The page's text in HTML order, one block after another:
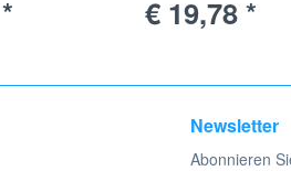
€ 19,78 *
Newsletter
Abonnieren